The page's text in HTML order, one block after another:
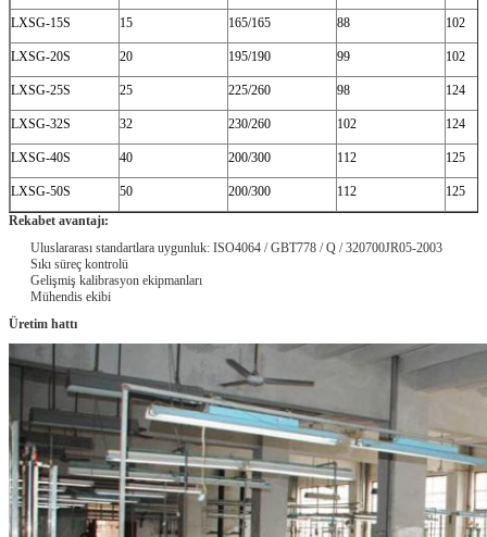
LXSG-15S 15 165/165 88 102
LXSG-20S 20 195/190 99 102
LXSG-25S 25 225/260 98 124
LXSG-32S 32 230/260 102 124
LXSG-40S 40 200/300 112 125
LXSG-50S 50 200/300 112
125
Rekabet avantajı:
Uluslararası standartlara uygunluk: ISO4064 / GBT778 / Q / 320700JR05-2003
Sıkı süreç kontrolü
Gelişmiş kalibrasyon ekipmanları
Mühendis ekibi
Üretim hattı